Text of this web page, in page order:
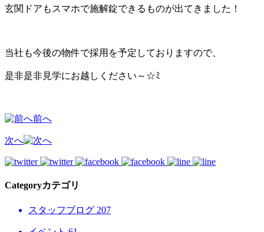
玄関ドアもスマホで施解錠できるものが出てきました！
当社も今後の物件で採用を予定しておりますので、
是非是非見学にお越しください～☆ﾐ
前へ
次へ
Categoryカテゴリ
スタッフブログ 207